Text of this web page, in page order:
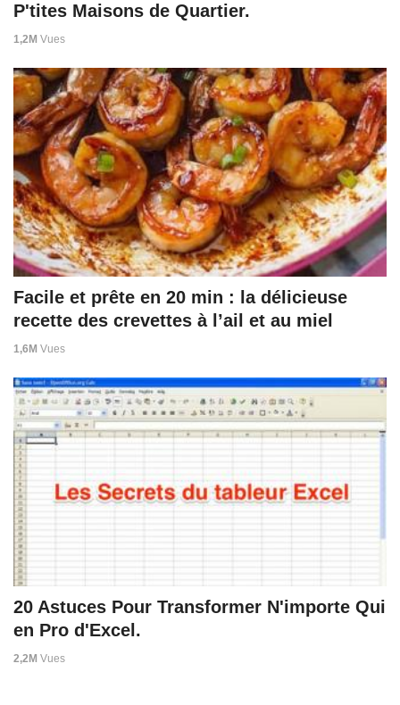
P'tites Maisons de Quartier.
1,2M Vues
Facile et prête en 20 min : la délicieuse
recette des crevettes à l’ail et au miel
1,6M Vues
20 Astuces Pour Transformer N'importe Qui
en Pro d'Excel.
2,2M Vues